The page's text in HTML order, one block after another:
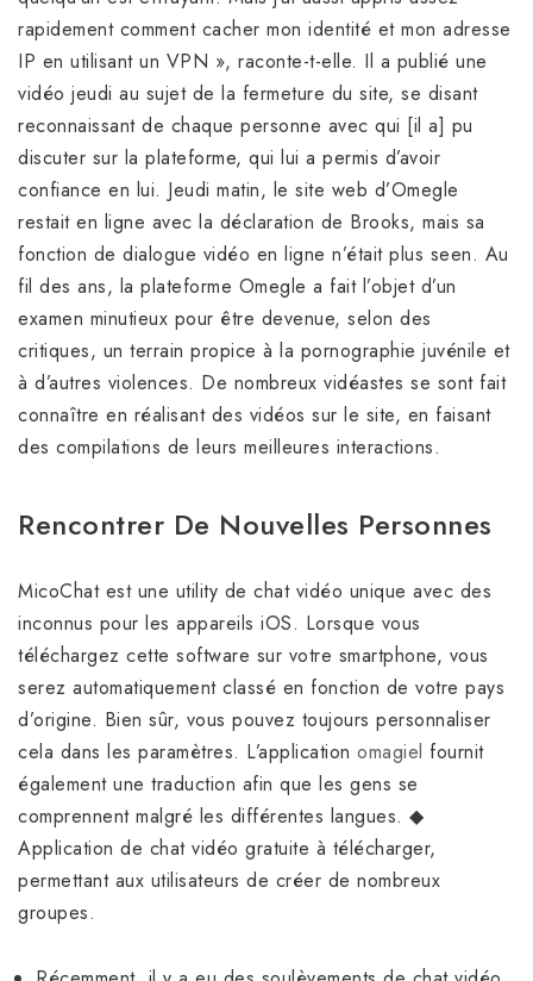
rapidement comment cacher mon identité et mon adresse
IP en utilisant un VPN », raconte-t-elle. Il a publié une
vidéo jeudi au sujet de la fermeture du site, se disant
reconnaissant de chaque personne avec qui [il a] pu
discuter sur la plateforme, qui lui a permis d’avoir
confiance en lui. Jeudi matin, le site web d’Omegle
restait en ligne avec la déclaration de Brooks, mais sa
fonction de dialogue vidéo en ligne n’était plus seen. Au
fil des ans, la plateforme Omegle a fait l’objet d’un
examen minutieux pour être devenue, selon des
critiques, un terrain propice à la pornographie juvénile et
à d’autres violences. De nombreux vidéastes se sont fait
connaître en réalisant des vidéos sur le site, en faisant
des compilations de leurs meilleures interactions.
Rencontrer De Nouvelles Personnes
MicoChat est une utility de chat vidéo unique avec des
inconnus pour les appareils iOS. Lorsque vous
téléchargez cette software sur votre smartphone, vous
serez automatiquement classé en fonction de votre pays
d’origine. Bien sûr, vous pouvez toujours personnaliser
cela dans les paramètres. L’application omagiel fournit
également une traduction afin que les gens se
comprennent malgré les différentes langues. ◆
Application de chat vidéo gratuite à télécharger,
permettant aux utilisateurs de créer de nombreux
groupes.